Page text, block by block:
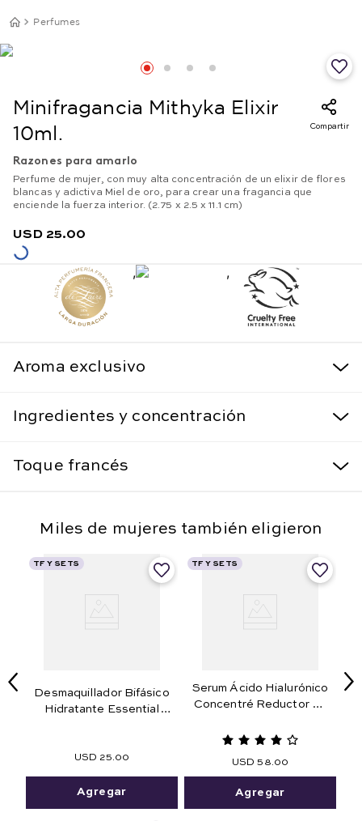
Perfumes
Minifragancia Mithyka Elixir
10ml.
Compartir
Razones para amarlo
Perfume de mujer, con muy alta concentración de un elixir de flores
blancas y adictiva Miel de oro, para crear una fragancia que
enciende la fuerza interior. (2.75 x 2.5 x 11.1 cm)
USD 25.00
, ,
Aroma exclusivo
Ingredientes y concentración
Toque francés
Miles de mujeres también eligieron
TF Y SETS
Desmaquillador Bifásico
Hidratante Essential
USD 25.00
Agregar
TF Y SETS
Serum Ácido Hialurónico
Concentré Reductor de
USD 58.00
Agregar